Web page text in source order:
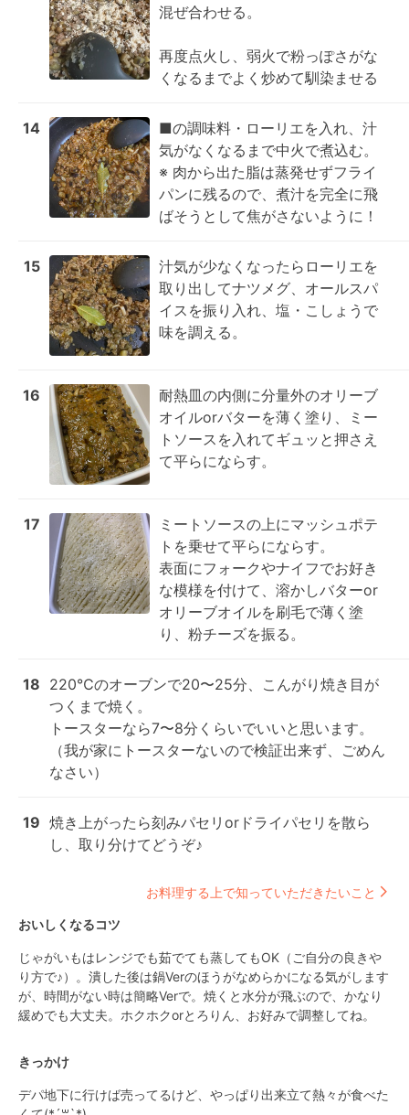
混ぜ合わせる。
再度点火し、弱火で粉っぽさがな
くなるまでよく炒めて馴染ませる
14
■の調味料・ローリエを入れ、汁
気がなくなるまで中火で煮込む。
※ 肉から出た脂は蒸発せずフライ
パンに残るので、煮汁を完全に飛
ばそうとして焦がさないように！
15
汁気が少なくなったらローリエを
取り出してナツメグ、オールスパ
イスを振り入れ、塩・こしょうで
味を調える。
16
耐熱皿の内側に分量外のオリーブ
オイルorバターを薄く塗り、ミー
トソースを入れてギュッと押さえ
て平らにならす。
17
ミートソースの上にマッシュポテ
トを乗せて平らにならす。
表面にフォークやナイフでお好き
な模様を付けて、溶かしバターor
オリーブオイルを刷毛で薄く塗
り、粉チーズを振る。
18 220℃のオーブンで20〜25分、こんがり焼き目が
つくまで焼く。
トースターなら7〜8分くらいでいいと思います。
（我が家にトースターないので検証出来ず、ごめん
なさい）
19 焼き上がったら刻みパセリorドライパセリを散ら
し、取り分けてどうぞ♪
お料理する上で知っていただきたいこと
おいしくなるコツ
じゃがいもはレンジでも茹でても蒸してもOK（ご自分の良きや
り方で♪）。潰した後は鍋Verのほうがなめらかになる気がします
が、時間がない時は簡略Verで。焼くと水分が飛ぶので、かなり
緩めでも大丈夫。ホクホクorとろりん、お好みで調整してね。
きっかけ
デパ地下に行けば売ってるけど、やっぱり出来立て熱々が食べた